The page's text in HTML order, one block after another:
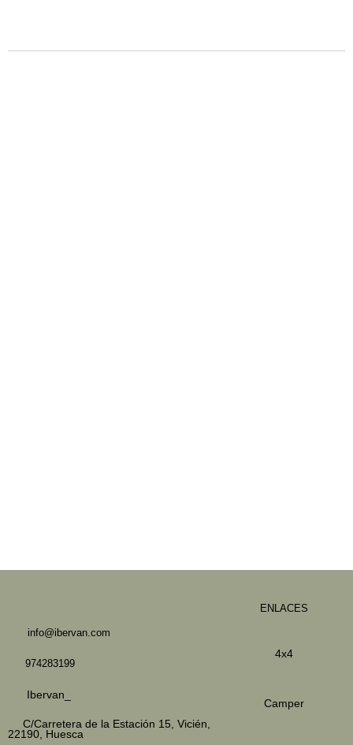
info@ibervan.com
974283199
Ibervan_
C/Carretera de la Estación 15, Vicién,
22190, Huesca
ENLACES
4x4
Camper